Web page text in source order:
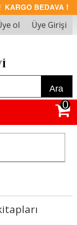
ol Üye Girişi
Ara
0